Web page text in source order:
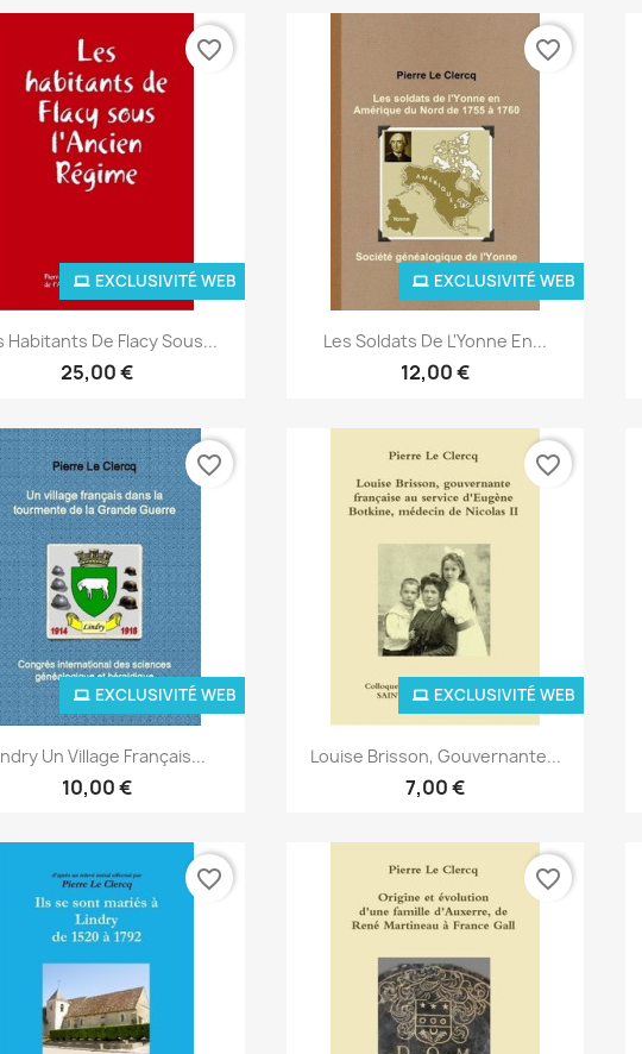
Aperçu rapide
Habitants De Flacy Sous...
25,00 €
EXCLUSIVITÉ WEB
favorite_border
Aperçu rapide
Les Soldats De L'Yonne En...
12,00 €
EXCLUSIVITÉ WEB
favorite_border
Aperçu rapide
Un Village Français...
10,00 €
EXCLUSIVITÉ WEB
favorite_border
Aperçu rapide
Louise Brisson, Gouvernante...
7,00 €
EXCLUSIVITÉ WEB
favorite_border
favorite_border favorite_border